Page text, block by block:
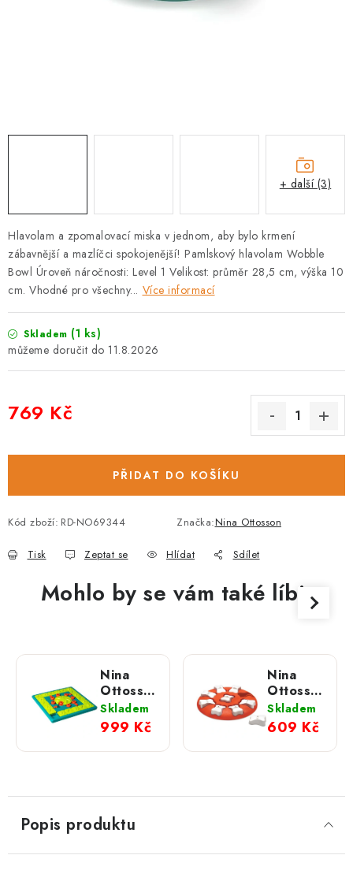
Výměna, vrácení a reklamace
Obchodní podmínky
Hodnocení obchodu
FAQ
Hlavolam a zpomalovací miska v jednom, aby bylo krmení
zábavnější a mazlíčci spokojenější! Pamlskový hlavolam Wobble
Bowl Úroveň náročnosti: Level 1 Velikost: průměr 28,5 cm, výška 10
cm. Vhodné pro všechny... Více informací
Skladem (1 ks)
11.8.2026
769 Kč
PŘIDAT DO KOŠÍKU
Kód zboží: RD-NO69344 Značka:Nina Ottosson
Tisk Zeptat se Hlídat Sdílet
+ další (3)
Mohlo by se vám také líbit
Nina
Ottosson
Pamlskový
hlavolam
MULTIPUZZLE
+
Skladem
999 Kč
Nina
Ottosson
Pamlskový
hlavolam
SMART
Skladem
609 Kč
Popis produktu